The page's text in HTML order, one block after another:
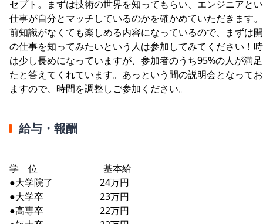
セプト。まずは技術の世界を知ってもらい、エンジニアと
仕事が自分とマッチしているのかを確かめていただきます
前知識がなくても楽しめる内容になっているので、まずは
の仕事を知ってみたいという人は参加してみてください！
は少し長めになっていますが、参加者のうち95%の人が満
たと答えてくれています。あっという間の説明会となって
ますので、時間を調整しご参加ください。
給与・報酬
学 位 基本給
●大学院了 24万円
●大学卒 23万円
●高専卒 22万円